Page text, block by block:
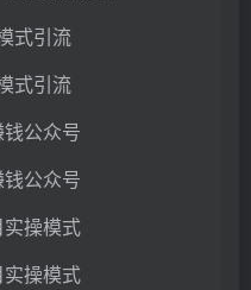
式引流
式引流
公众号
公众号
操模式
操模式